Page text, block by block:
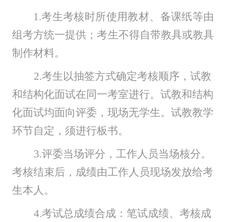
1.考生考核时所使用教材、备课纸等由
组考方统一提供；考生不得自带教具或教具
制作材料。
2.考生以抽签方式确定考核顺序 ，试教
和结构化面试在同一考室进行。试教和结构
化面试均面向评委，现场无学生。试教教学
环节自定， 须进行板书。
3.评委当场评分，工作人员当场核分。
考核结束后，成绩由工作人员现场发放给考
生本人。
4.考试总成绩合成： 笔试成绩、 考核成